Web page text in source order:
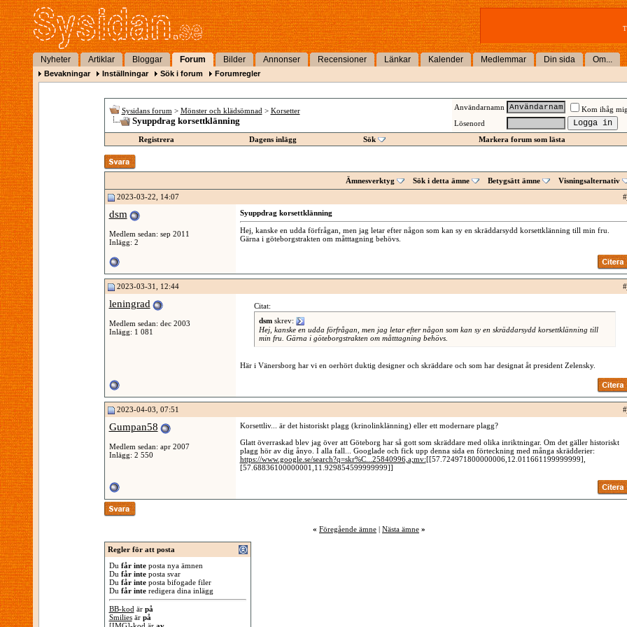
Nyheter Artiklar Bloggar Forum Bilder Annonser Recensioner Länkar Kalender Medlemmar Din sida Om...
Bevakningar Inställningar Sök i forum Forumregler
Sysidans forum > Mönster och klädsömnad > Korsetter
Syuppdrag korsettklänning
Användarnamn
Kom ihåg
Lösenord
Registrera
Dagens inlägg Sök Markera forum som lästa
Ämnesverktyg Sök i detta ämne Betygsätt ämne
Visningsalternativ
2023-03-22, 14:07
#
dsm
Medlem sedan: sep 2011
Inlägg: 2
Syuppdrag korsettklänning
Hej, kanske en udda förfrågan, men jag letar efter någon som kan sy en skräddarsydd korsettklänning till min fru.
Gärna i göteborgstrakten om måtttagning behövs.
2023-03-31, 12:44 #
leningrad
Medlem sedan: dec 2003
Inlägg: 1 081
Citat:
dsmskrev:
Hej, kanske en udda förfrågan, men jag letar efter någon som kan sy en skräddarsydd korsettklänning till
min fru. Gärna i göteborgstrakten om måtttagning behövs.
Här i Vänersborg har vi en oerhört duktig designer och skräddare och som har designat åt president Zelensky.
2023-04-03, 07:51 #
Gumpan58
Medlem sedan: apr 2007
Inlägg: 2 550
Korsettliv... är det historiskt plagg (krinolinklänning) eller ett modernare plagg?
Glatt överraskad blev jag över att Göteborg har så gott som skräddare med olika inriktningar. Om det gäller historiskt
plagg hör av dig ånyo. I alla fall... Googlade och fick upp denna sida en förteckning med många skrädderier:
https://www.google.se/search?q=skr%C...25840996,a;mv:[[57.724971800000006,12.011661199999999],
[57.68836100000001,11.929854599999999]]
« Föregående ämne | Nästa ämne »
Regler för att posta
Du får inteposta nya ämnen
Du får inteposta svar
Du får inteposta bifogade filer
Du får interedigera dina inlägg
BB-kod är på
Smiliesär på